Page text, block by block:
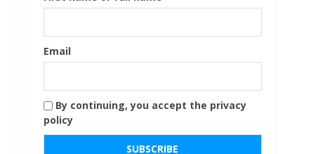
Email
By continuing, you accept the privacy
policy